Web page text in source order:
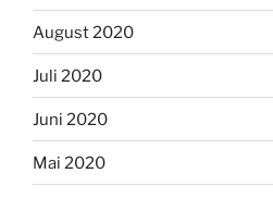
August 2020
Juli 2020
Juni 2020
Mai 2020